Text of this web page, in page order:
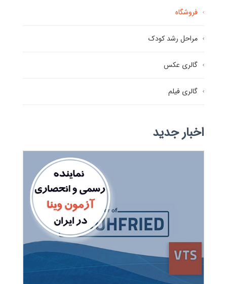
فروشگاه
مراحل رشد کودک
گالری عکس
گالری فیلم
اخبار جدید